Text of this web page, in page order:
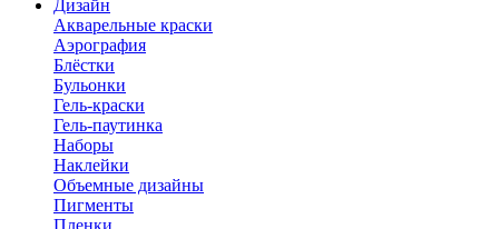
Дизайн
Акварельные краски
Аэрография
Блёстки
Бульонки
Гель-краски
Гель-паутинка
Наборы
Наклейки
Объемные дизайны
Пигменты
Пленки